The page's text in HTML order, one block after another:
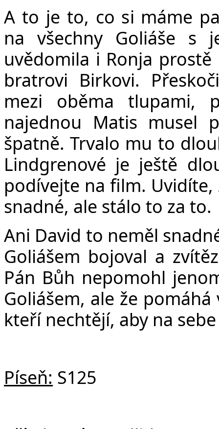
A to je to, co si máme
na všechny Goliáše s
uvědomila i Ronja
bratrovi Birkovi.
mezi oběma tlupami,
najednou Matis musel
špatně. Trvalo mu to
Lindgrenové je ještě
podívejte na film.
snadné, ale stálo to za to.
Ani David to neměl
Goliášem bojoval a
Pán Bůh nepomohl
Goliášem, ale že
kteří nechtějí, aby na
Píseň: S125